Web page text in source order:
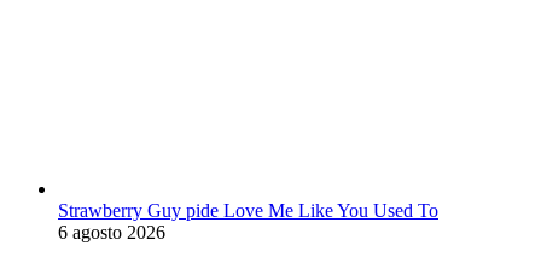
Strawberry Guy pide Love Me Like You Used To
6 agosto 2026